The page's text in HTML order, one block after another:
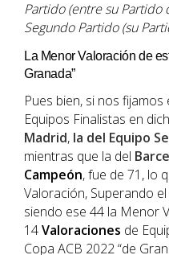
Partido (entre su Partido
Segundo Partido (su
La Menor Valoración de
Granada”
Pues bien, si nos
Equipos Finalistas en
Madrid, la del Equipo
mientras que la del
Campeón, fue de 71, lo
Valoración, Superando
siendo ese 44 la Menor
14Valoraciones de
Copa ACB 2022 “de